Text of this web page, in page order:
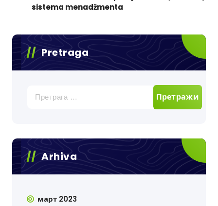
sistema menadžmenta
Pretraga
Arhiva
март 2023